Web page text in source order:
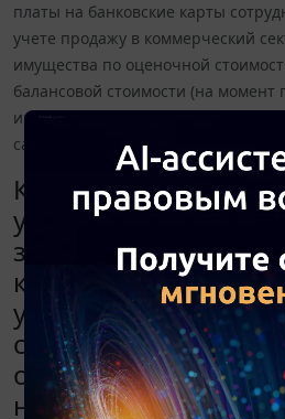
платы на банковские карты
учете продажу в коммерческий
имущества по оценочной
балансовой стоимости (на
имущество, учитываемое по КФО
самортизировано, рассрочка не
Каков учет в
учреждении при
заработной платы на
карты сотрудников?
учете продажу в
сектор
оценочной
ниже балансовой